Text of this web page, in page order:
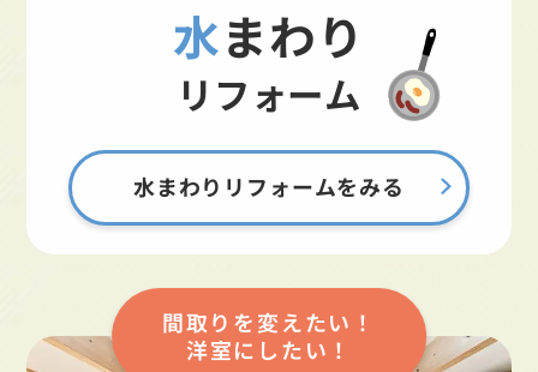
水まわり
リフォーム
水まわりリフォームをみる
間取りを変えたい！
洋室にしたい！